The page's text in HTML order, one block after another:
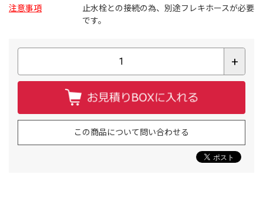
注意事項
止水栓との接続の為、別途フレキホースが必要
です。
+
この商品について問い合わせる